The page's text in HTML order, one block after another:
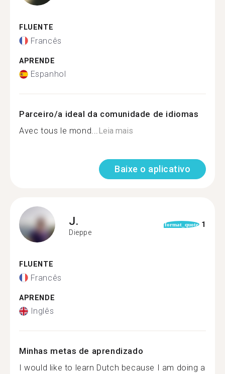
FLUENTE
Francês
APRENDE
Espanhol
Parceiro/a ideal da comunidade de idiomas
Avec tous le mond...Leia mais
Baixe o aplicativo
J.
Dieppe
format_quote 1
FLUENTE
Francês
APRENDE
Inglês
Minhas metas de aprendizado
I would like to learn Dutch because I am doing a